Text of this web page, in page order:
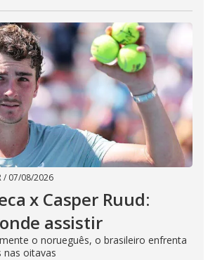
/ 07/08/2026
x Casper Ruud:
assistir
o norueguês, o brasileiro enfrenta
nas oitavas